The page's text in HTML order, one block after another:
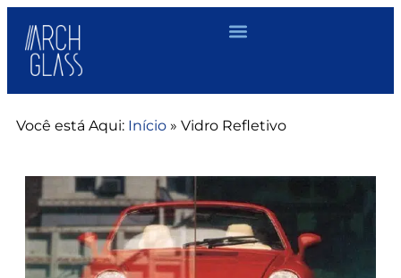
Você está Aqui: Início » Vidro Refletivo